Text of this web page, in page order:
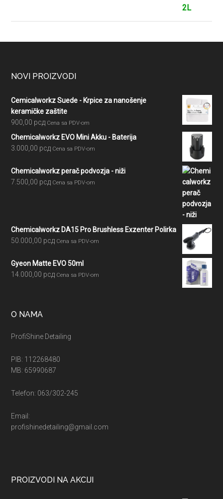
Footer
NOVI PROIZVODI
Cemicalworkz Suede - Krpice za nanošenje
keramičke zaštite
900,00 рсд Cena sa PDV-om
Chemicalworkz EVO Mini Akku - Baterija
3.000,00 рсд Cena sa PDV-om
Chemicalworkz perač podvozja - niži
7.500,00 рсд Cena sa PDV-om
Chemicalworkz DA15 Pro Brushless Exzenter Polirka
50.000,00 рсд Cena sa PDV-om
Gyeon Matte EVO 50ml
14.000,00 рсд Cena sa PDV-om
O NAMA
ProfiShine Detailing
PIB: 112268480
MB: 65990687
Telefon: 063/302-245
Email:
profishinedetailing@gmail.com
PROIZVODI NA AKCIJI